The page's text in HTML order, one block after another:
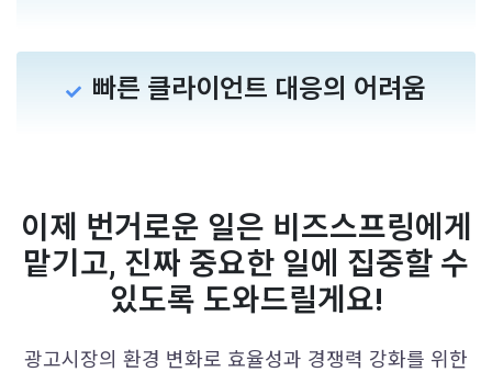
빠른 클라이언트 대응의 어려움
이제 번거로운 일은 비즈스프링에게
맡기고, 진짜 중요한 일에 집중할 수
있도록 도와드릴게요!
광고시장의 환경 변화로 효율성과 경쟁력 강화를 위한